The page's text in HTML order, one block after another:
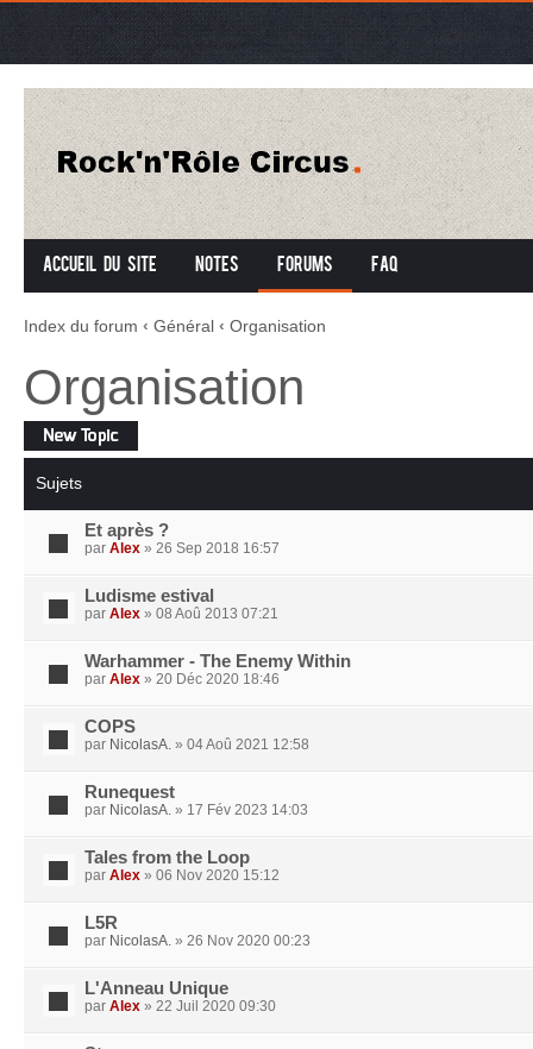
Accueil du site Notes Forums FAQ
Index du forum ‹ Général ‹ Organisation
Organisation
Écrire un
nouveau sujet
Sujets
Et après ?
par Alex » 26 Sep 2018 16:57
Ludisme estival
par Alex » 08 Aoû 2013 07:21
Warhammer - The Enemy Within
par Alex » 20 Déc 2020 18:46
COPS
par NicolasA. » 04 Aoû 2021 12:58
Runequest
par NicolasA. » 17 Fév 2023 14:03
Tales from the Loop
par Alex » 06 Nov 2020 15:12
L5R
par NicolasA. » 26 Nov 2020 00:23
L'Anneau Unique
par Alex » 22 Juil 2020 09:30